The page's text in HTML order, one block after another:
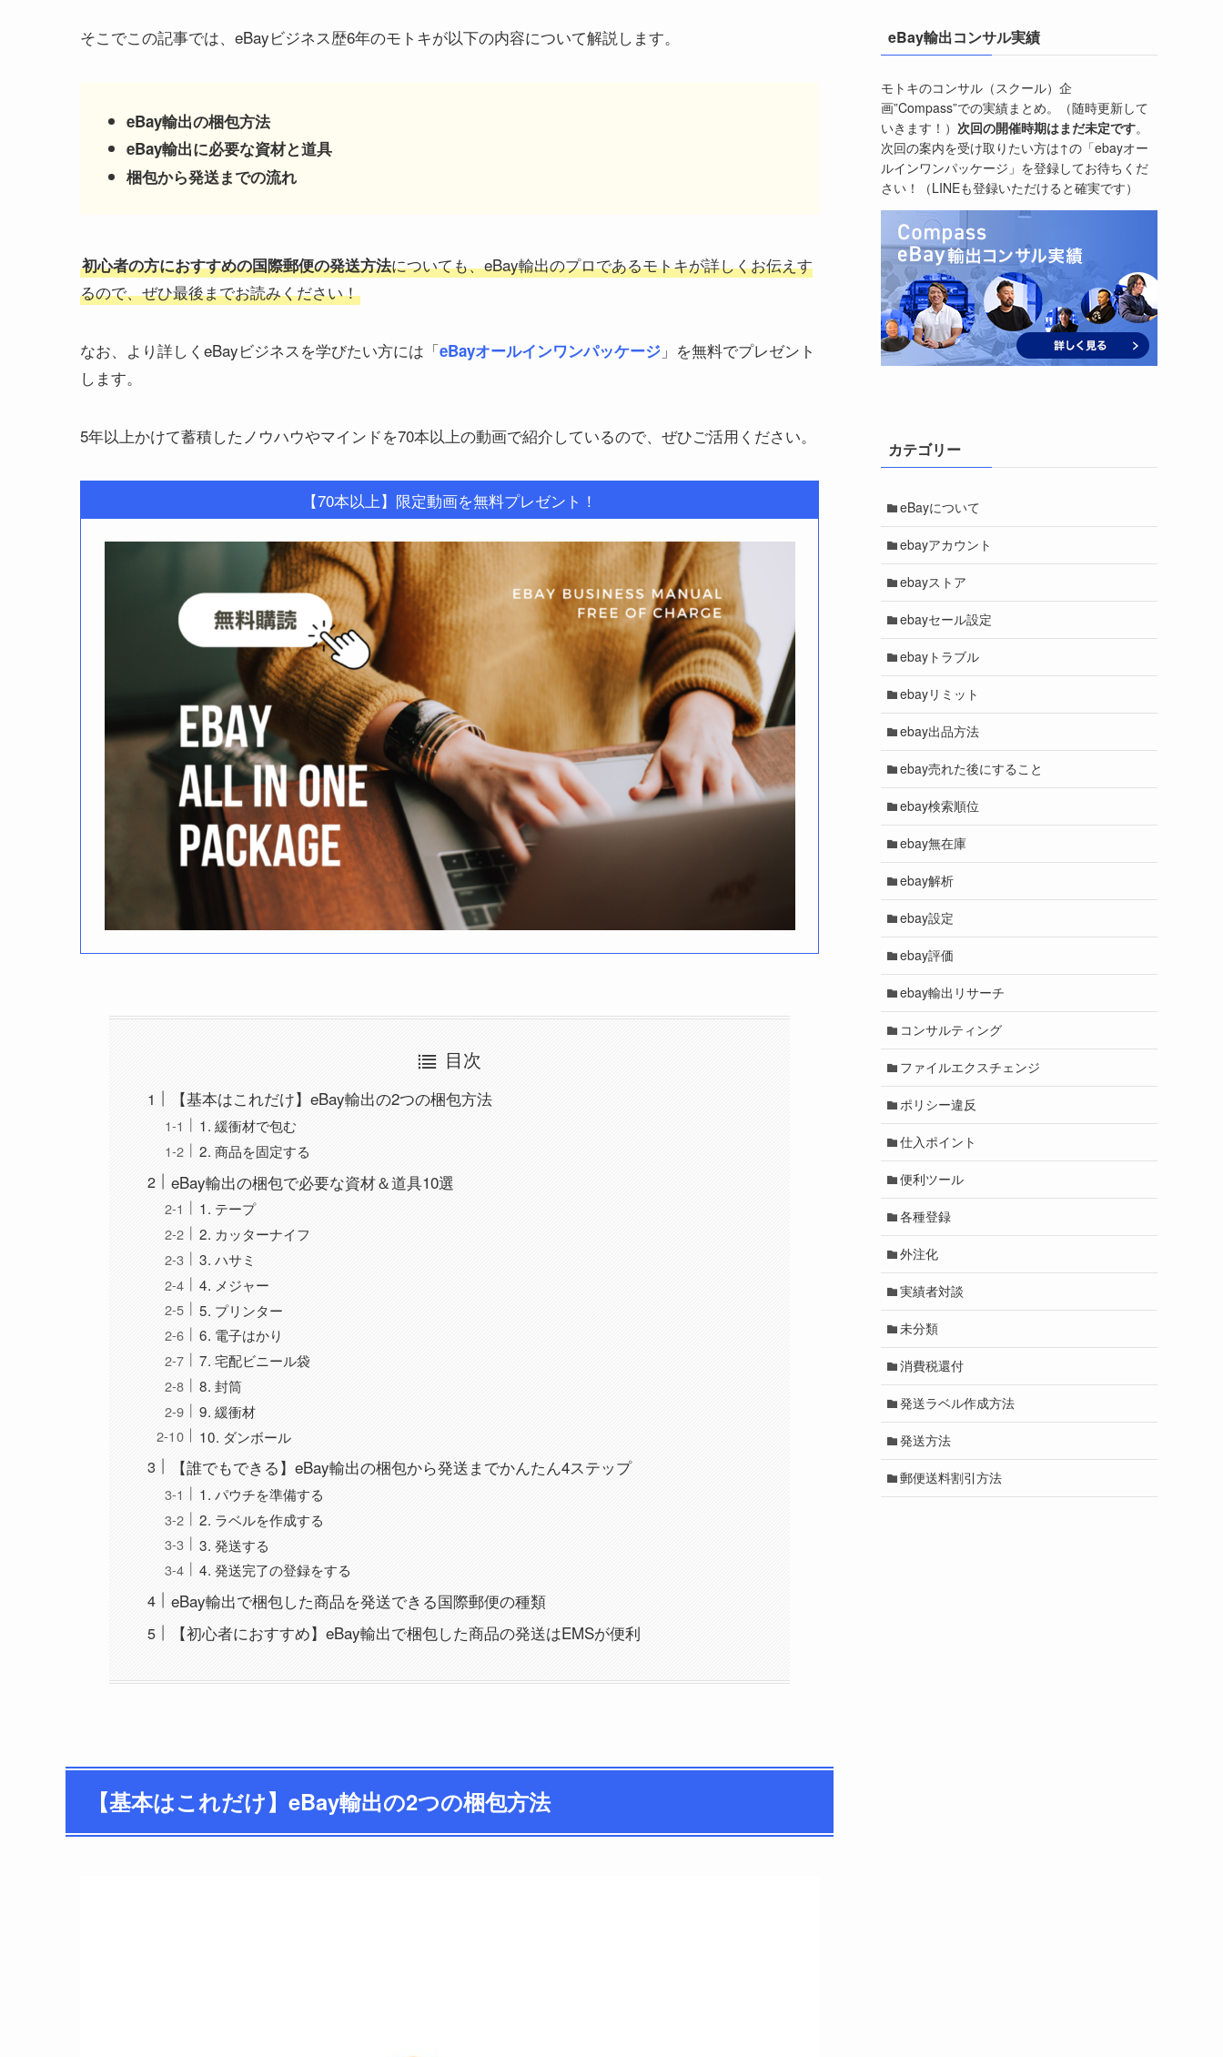
そこでこの記事では、eBayビジネス歴6年のモトキが以下の内容について解説します。
eBay輸出の梱包方法
eBay輸出に必要な資材と道具
梱包から発送までの流れ
初心者の方におすすめの国際郵便の発送方法についても、eBay輸出のプロであるモトキが詳しくお伝えす
るので、ぜひ最後までお読みください！
なお、より詳しくeBayビジネスを学びたい方には「eBayオールインワンパッケージ 」を無料でプレゼント
します。
5年以上かけて蓄積したノウハウやマインドを70本以上の動画で紹介しているので、ぜひご活用ください。
【70本以上】限定動画を無料プレゼント！
目次
【基本はこれだけ】eBay輸出の2つの梱包方法
1. 緩衝材で包む
2. 商品を固定する
eBay輸出の梱包で必要な資材＆道具10選
1. テープ
2. カッターナイフ
3. ハサミ
4. メジャー
5. プリンター
6. 電子はかり
7. 宅配ビニール袋
8. 封筒
9. 緩衝材
10. ダンボール
【誰でもできる】eBay輸出の梱包から発送までかんたん4ステップ
1. パウチを準備する
2. ラベルを作成する
3. 発送する
4. 発送完了の登録をする
eBay輸出で梱包した商品を発送できる国際郵便の種類
【初心者におすすめ】eBay輸出で梱包した商品の発送はEMSが便利
【基本はこれだけ】eBay輸出の2つの梱包方法
eBay輸出コンサル実績
モトキのコンサル（スクール）企
画”Compass”での実績まとめ。（随時更新して
いきます！） 次回の開催時期はまだ未定です。
次回の案内を受け取りたい方は↑の「ebayオー
ルインワンパッケージ」を登録してお待ちくだ
さい！（LINEも登録いただけると確実です）
カテゴリー
eBayについて
ebayアカウント
ebayストア
ebayセール設定
ebayトラブル
ebayリミット
ebay出品方法
ebay売れた後にすること
ebay検索順位
ebay無在庫
ebay解析
ebay設定
ebay評価
ebay輸出リサーチ
コンサルティング
ファイルエクスチェンジ
ポリシー違反
仕入ポイント
便利ツール
各種登録
外注化
実績者対談
未分類
消費税還付
発送ラベル作成方法
発送方法
郵便送料割引方法